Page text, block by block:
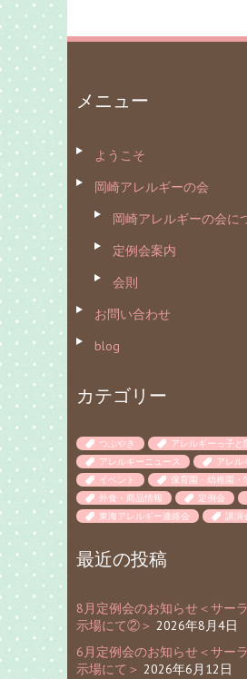
メニュー
ようこそ
岡崎アレルギーの会
岡崎アレルギーの会に
定例会案内
会則
お問い合わせ
blog
カテゴリー
つぶやき
アレルギーっ子と
アレルギーニュース
アレル
イベント
保育園・幼稚園・
外食・商品情報
定例会
東海アレルギー連絡会
講演
最近の投稿
8月定例会のお知らせ＜サー
示場にて②＞ 2026年8月4日
6月定例会のお知らせ＜サー
示場にて＞ 2026年6月12日